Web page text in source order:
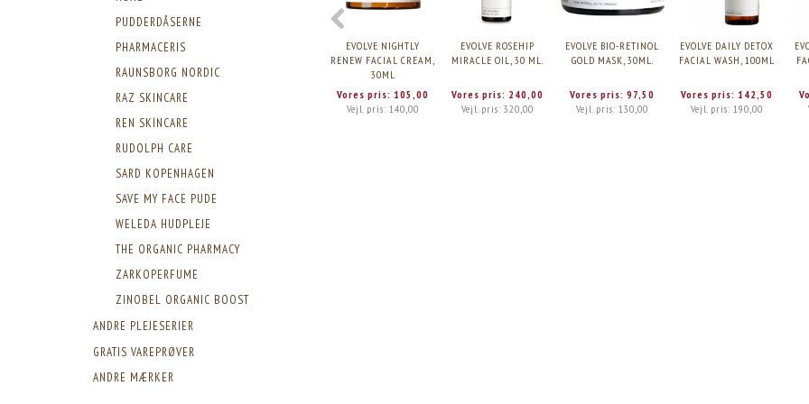
PUDDERDÅSERNE
PHARMACERIS
RAUNSBORG NORDIC
RAZ SKINCARE
REN SKINCARE
RUDOLPH CARE
SARD KOPENHAGEN
SAVE MY FACE PUDE
WELEDA HUDPLEJE
THE ORGANIC PHARMACY
ZARKOPERFUME
ZINOBEL ORGANIC BOOST
ANDRE PLEJESERIER
GRATIS VAREPRØVER
ANDRE MÆRKER
EVOLVE NIGHTLY
RENEW FACIAL CREAM,
30ML
Vores pris:105,00
Vejl. pris:140,00
EVOLVE ROSEHIP
MIRACLE OIL, 30 ML.
Vores pris: 240,00
Vejl. pris:320,00
EVOLVE BIO-RETINOL
GOLD MASK, 30ML.
Vores pris:97,50
Vejl. pris:130,00
EVOLVE DAILY DETOX
FACIAL WASH, 100ML
Vores pris:142,50
Vejl. pris:190,00